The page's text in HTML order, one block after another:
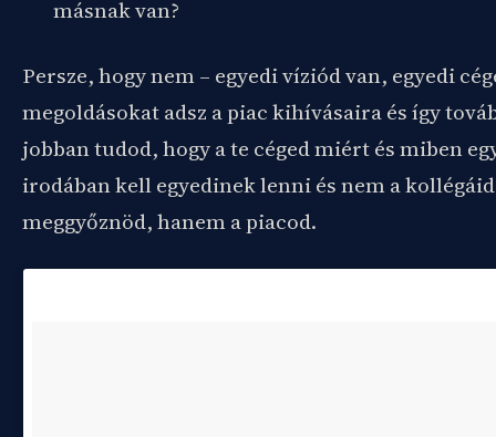
másnak van?
Persze, hogy nem – egyedi víziód van, egyedi
megoldásokat adsz a piac kihívásaira és így
jobban tudod, hogy a te céged miért és miben
irodában kell egyedinek lenni és nem a
meggyőznöd, hanem a piacod.